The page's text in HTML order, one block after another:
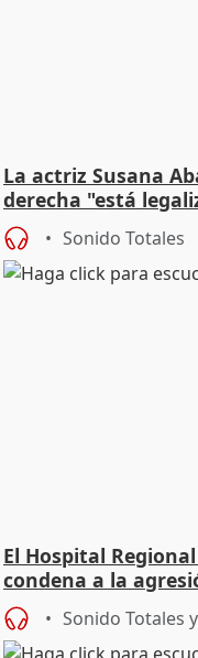
La actriz Susana
derecha "está
Sonido Totales
El Hospital
condena a la
Urgencias
Sonido Totales